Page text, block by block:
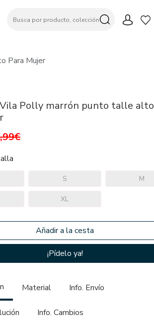
Para Mujer
Polly marrón punto talle alto
S M
XL
¡Pídelo ya!
Material Info. Envío
Info. Cambios